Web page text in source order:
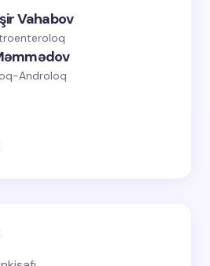
Vahabov
Androloq